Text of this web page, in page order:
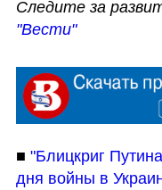
"Вести"
■ "Блицкриг
дня войны в